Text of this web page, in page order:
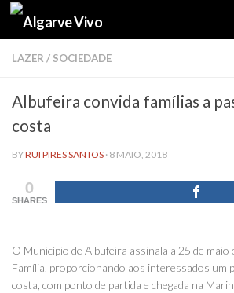
Skip to content
LAZER / SOCIEDADE
Albufeira convida famílias a
costa
BYRUI PIRES SANTOS · 8 MAIO, 2018
0
SHARES
O Município de Albufeira assinala a 25 de
Família, proporcionando aos interessados um
costa, com ponto de partida e chegada na